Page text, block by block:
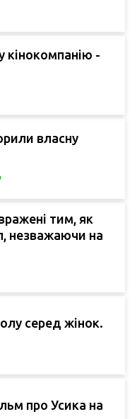
кінокомпанію -
власну
тим, як
незважаючи на
серед жінок.
про Усика на